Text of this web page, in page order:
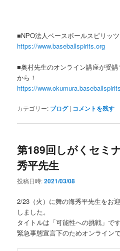
■NPO法人ベースボールスピリッツ
https://www.baseballspirits.org
■奥村先生のオンライン講座が受
から！
https://
カテゴリー: ブログ | コメントを残す
第189回しがくセミ
秀平先生
投稿日時:2021/03/08
2/23（火）に舞の海秀平先生をお
しました。
タイトルは「可能性への挑戦」です
緊急事態宣言下のためオンライン